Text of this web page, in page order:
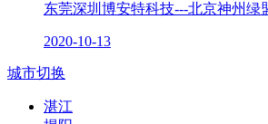
东莞深圳博安特科技---北京神州绿
2020-10-13
城市切换
湛江